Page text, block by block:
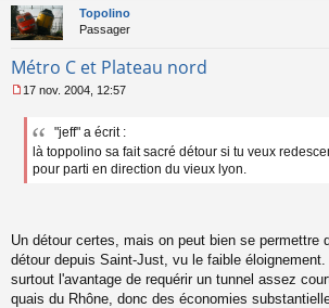
Topolino
Passager
Métro C et Plateau nord
e
g
n
l
u
17 nov. 2004, 12:57
"jeff" a écrit :
là toppolino sa fait sacré détour si tu veux
pour parti en direction du vieux lyon.
Un détour certes, mais on peut bien se permettre
détour depuis Saint-Just, vu le faible
surtout l'avantage de requérir un tunnel assez
quais du Rhône, donc des économies